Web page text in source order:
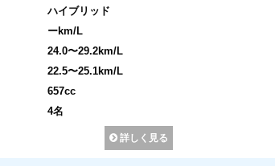
ハイブリッド
ーkm/L
24.0〜29.2km/L
22.5〜25.1km/L
657cc
4名
詳しく見る